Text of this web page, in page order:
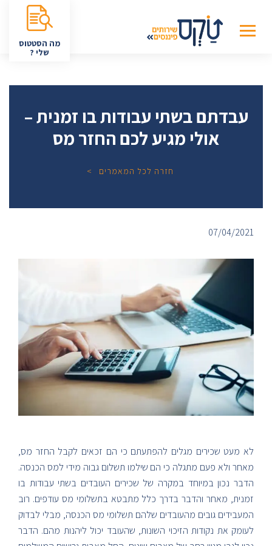
מה הסטטוס
שלי ?
עבדתם בשתי עבודות בו זמנית –
אולי מגיע לכם החזר מס
חזרה לכל המאמרים
07/04/2021
לא מעט שכירים מגלים להפתעתם כי הם זכאים לקבל החזר מס,
מאחר ולא פעם מתגלה כי הם שילמו תשלום גבוה מידי למס הכנסה.
הדבר נכון במיוחד במקרה של שכירים העובדים בשתי עבודות בו
זמנית, מאחר והדבר בדרך כלל מתבטא בתשלומי מס עודפים. רוב
המעבידים גובים מהעובדים שלהם תשלומי מס הכנסה, מבלי לבדוק
לעומק את נקודות הזיכוי השונות, שהעובד יכול ליהנות מהם. הדבר